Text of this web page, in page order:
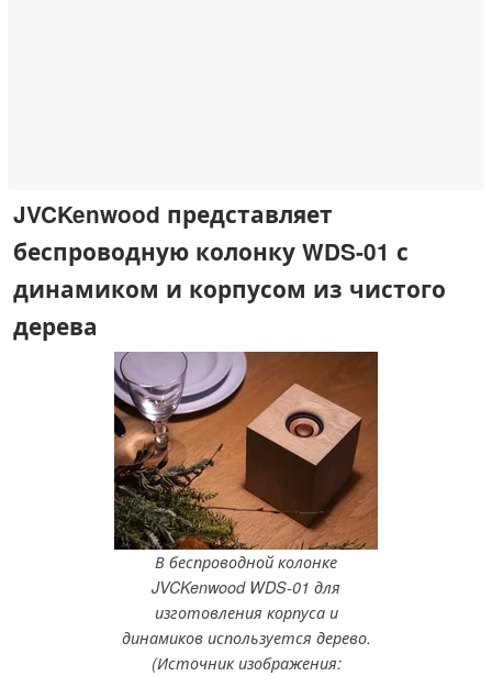
JVCKenwood представляет
беспроводную колонку WDS-01 с
динамиком и корпусом из чистого
дерева
В беспроводной колонке
JVCKenwood WDS-01 для
изготовления корпуса и
динамиков используется дерево.
(Источник изображения: